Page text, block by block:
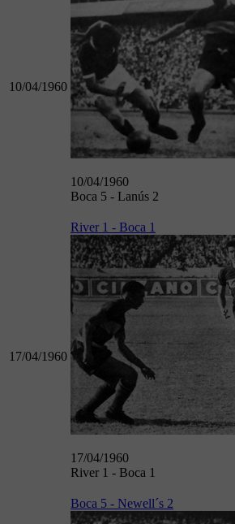
10/04/1960
10/04/1960
Boca 5 - Lanús 2
17/04/1960
River 1 - Boca 1
17/04/1960
River 1 - Boca 1
Boca 5 - Newell´s 2